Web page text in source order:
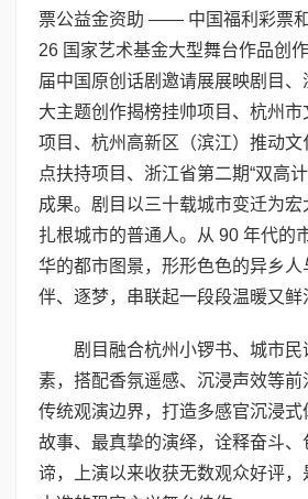
票公益金资助 —— 中国福利彩票
26 国家艺术基金大型舞台作品创
届中国原创话剧邀请展展映剧目
大主题创作揭榜挂帅项目、杭州
项目、杭州高新区（滨江）推动文
点扶持项目、浙江省第二期“双高
成果。剧目以三十载城市变迁为
扎根城市的普通人。从 90 年代的
华的都市图景，形形色色的异乡人
伴、逐梦，串联起一段段温暖又鲜
剧目融合杭州小锣书、城市
素，搭配香氛遥感、沉浸声效等前
传统观演边界，打造多感官沉浸式
故事、最真挚的演绎，诠释奋斗
谛，上演以来收获无数观众好评